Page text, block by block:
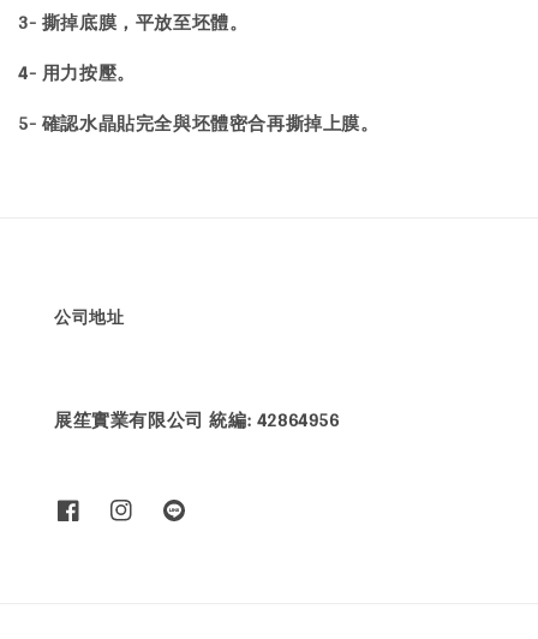
3- 撕掉底膜，平放至坯體。
4- 用力按壓。
5- 確認水晶貼完全與坯體密合再撕掉上膜。
公司地址
展笙實業有限公司 統編: 42864956